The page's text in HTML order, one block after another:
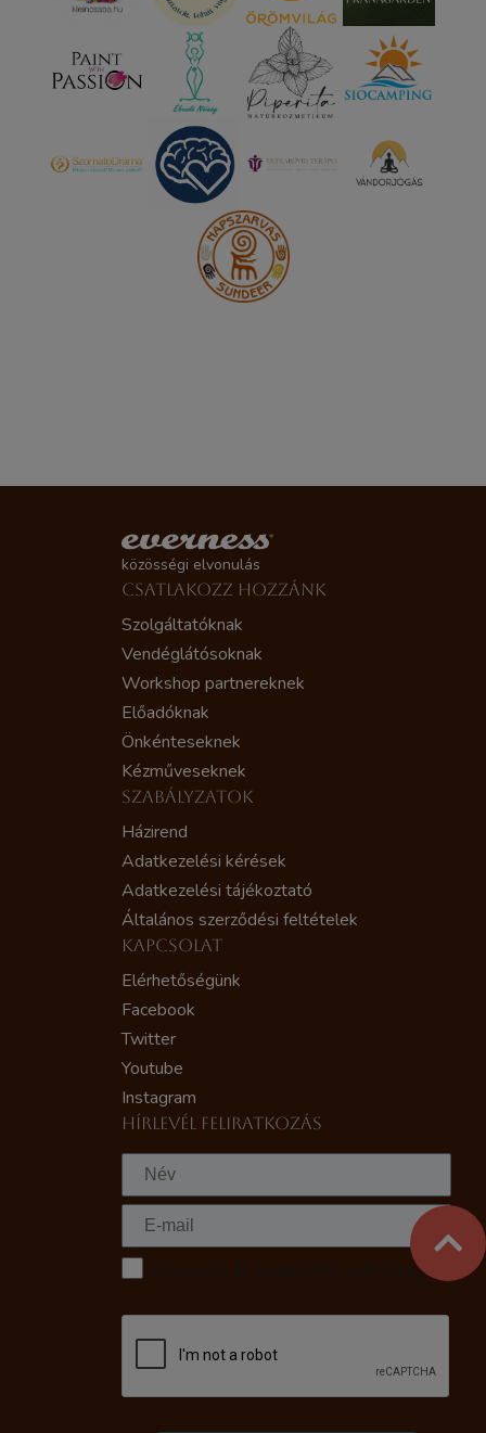
közösségi elvonulás
CSATLAKOZZ HOZZÁNK
Szolgáltatóknak
Vendéglátósoknak
Workshop partnereknek
Előadóknak
Önkénteseknek
Kézműveseknek
SZABÁLYZATOK
Házirend
Adatkezelési kérések
Adatkezelési tájékoztató
Általános szerződési feltételek
KAPCSOLAT
Elérhetőségünk
Facebook
Twitter
Youtube
Instagram
HÍRLEVÉL FELIRATKOZÁS
Elfogadom az Adatkezelési tájékoztatót